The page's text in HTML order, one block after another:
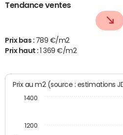
Tendance ventes
Prix bas : 789 €/m2
Prix haut :
1 369 €/m2
Prix au m2 (source : estimations
1200
1400